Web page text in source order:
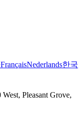
FrançaisNederlands한국
Pleasant Grove,